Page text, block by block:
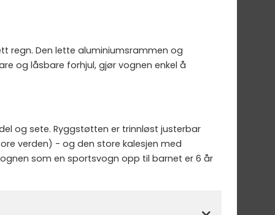
regn. Den lette aluminiumsrammen og
og låsbare forhjul, gjør vognen enkel å
og sete. Ryggstøtten er trinnløst justerbar
verden) - og den store kalesjen med
som en sportsvogn opp til barnet er 6 år